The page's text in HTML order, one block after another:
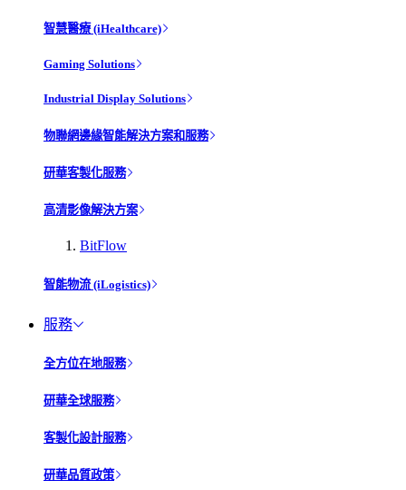
智慧醫療 (iHealthcare)
Gaming Solutions
Industrial Display Solutions
物聯網邊緣智能解決方案和服務
研華客製化服務
高清影像解決方案
BitFlow
智能物流 (iLogistics)
服務
全方位在地服務
研華全球服務
客製化設計服務
研華品質政策